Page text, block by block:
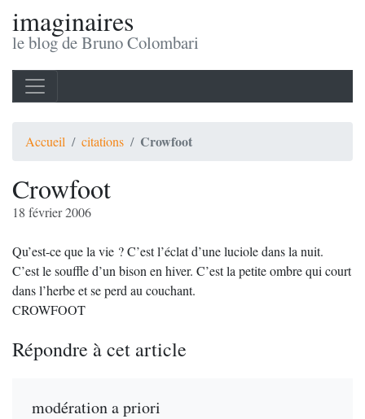
imaginaires
le blog de Bruno Colombari
Accueil citations Crowfoot
Crowfoot
18 février 2006
Qu’est-ce que la vie ? C’est l’éclat d’une luciole dans la nuit.
C’est le souffle d’un bison en hiver. C’est la petite ombre qui court
dans l’herbe et se perd au couchant.
CROWFOOT
Répondre à cet article
modération a priori